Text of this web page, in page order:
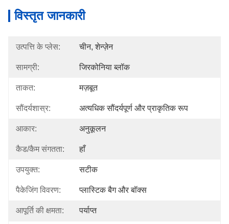
विस्तृत जानकारी
उत्पत्ति के प्लेस: चीन, शेन्ज़ेन
सामग्री: जिरकोनिया ब्लॉक
ताकत: मज़बूत
सौंदर्यशास्र: अत्यधिक सौंदर्यपूर्ण और प्राकृतिक रूप
आकार: अनुकूलन
कैड/कैम संगतता: हाँ
उपयुक्त: सटीक
पैकेजिंग विवरण: प्लास्टिक बैग और बॉक्स
आपूर्ति की क्षमता: पर्याप्त